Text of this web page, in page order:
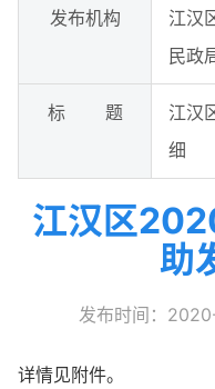
发布机构
江汉
民政
标 题
江汉
细
江汉区
助
发布时间：
详情见附件。